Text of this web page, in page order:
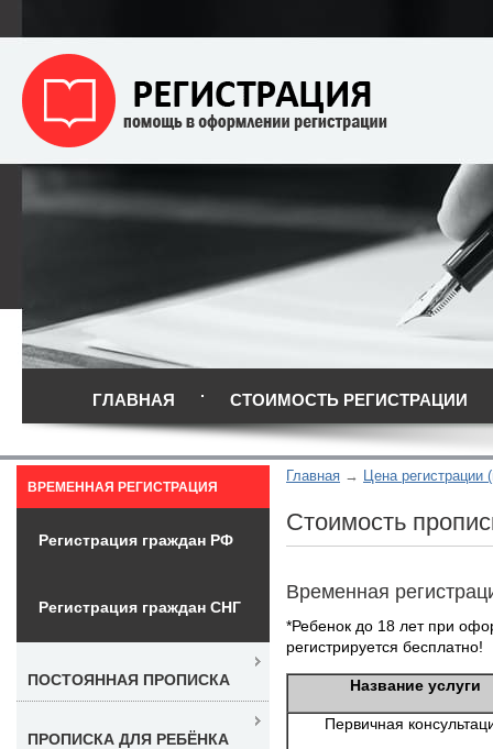
ГЛАВНАЯ СТОИМОСТЬ РЕГИСТРАЦИИ
Главная Цена регистрации
Стоимость
Временная
*Ребенок до 18 лет при
регистрируется бесплатно!
Название услуги
Первичная
ВРЕМЕННАЯ РЕГИСТРАЦИЯ
Регистрация граждан РФ
Регистрация граждан СНГ
ПОСТОЯННАЯ ПРОПИСКА
ПРОПИСКА ДЛЯ РЕБЁНКА